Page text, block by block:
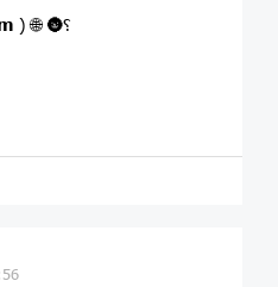
عـندك ( واتساب - 𝗶𝗻𝘀𝘁𝗴𝗿𝗮𝗺 ) 🌐 🌚؟